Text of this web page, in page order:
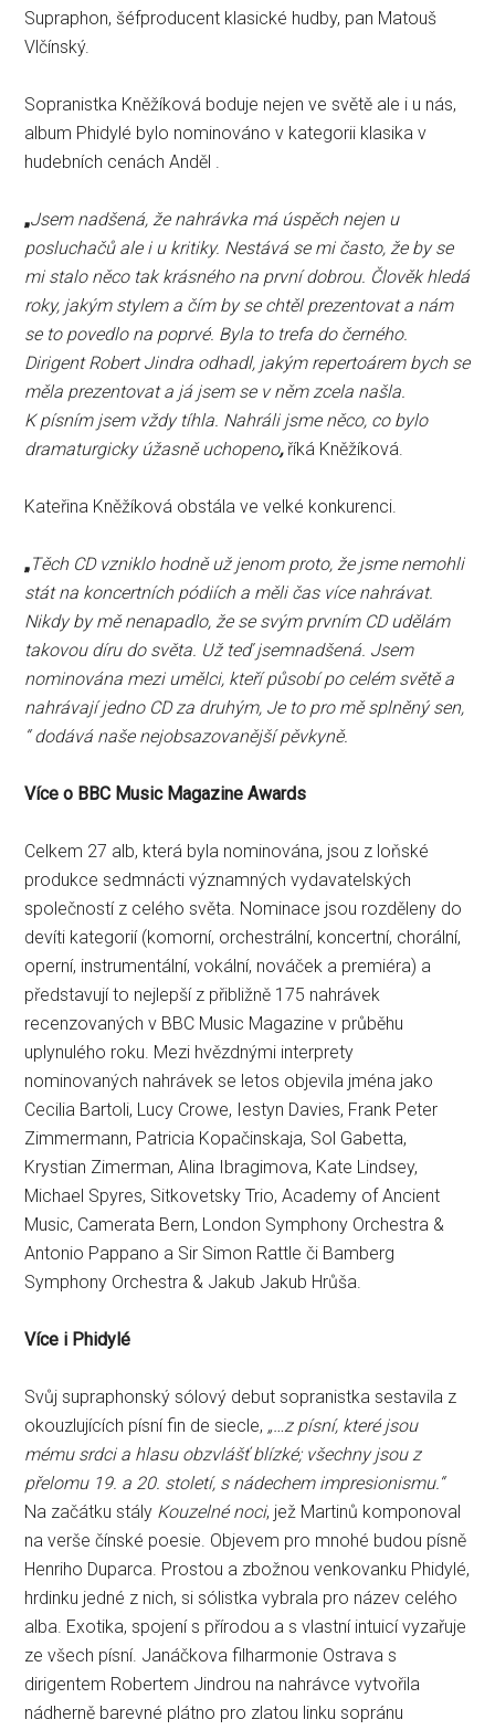
Supraphon, šéfproducent klasické hudby, pan Matouš
Vlčínský.
Sopranistka Kněžíková boduje nejen ve světě ale i u nás,
album Phidylé bylo nominováno v kategorii klasika v
hudebních cenách Anděl .
„Jsem nadšená, že nahrávka má úspěch nejen u
posluchačů ale i u kritiky. Nestává se mi často, že by se
mi stalo něco tak krásného na první dobrou. Člověk hledá
roky, jakým stylem a čím by se chtěl prezentovat a nám
se to povedlo na poprvé. Byla to trefa do černého.
Dirigent Robert Jindra odhadl, jakým repertoárem bych se
měla prezentovat a já jsem se v něm zcela našla.
K písním jsem vždy tíhla. Nahráli jsme něco, co bylo
dramaturgicky úžasně uchopeno, říká Kněžíková.
Kateřina Kněžíková obstála ve velké konkurenci.
„Těch CD vzniklo hodně už jenom proto, že jsme nemohli
stát na koncertních pódiích a měli čas více nahrávat.
Nikdy by mě nenapadlo, že se svým prvním CD udělám
takovou díru do světa. Už teď jsemnadšená. Jsem
nominována mezi umělci, kteří působí po celém světě a
nahrávají jedno CD za druhým, Je to pro mě splněný sen,
“ dodává naše nejobsazovanější pěvkyně.
Více o BBC Music Magazine Awards
Celkem 27 alb, která byla nominována, jsou z loňské
produkce sedmnácti významných vydavatelských
společností z celého světa. Nominace jsou rozděleny do
devíti kategorií (komorní, orchestrální, koncertní, chorální,
operní, instrumentální, vokální, nováček a premiéra) a
představují to nejlepší z přibližně 175 nahrávek
recenzovaných v BBC Music Magazine v průběhu
uplynulého roku. Mezi hvězdnými interprety
nominovaných nahrávek se letos objevila jména jako
Cecilia Bartoli, Lucy Crowe, Iestyn Davies, Frank Peter
Zimmermann, Patricia Kopačinskaja, Sol Gabetta,
Krystian Zimerman, Alina Ibragimova, Kate Lindsey,
Michael Spyres, Sitkovetsky Trio, Academy of Ancient
Music, Camerata Bern, London Symphony Orchestra &
Antonio Pappano a Sir Simon Rattle či Bamberg
Symphony Orchestra & Jakub Jakub Hrůša.
Více i Phidylé
Svůj supraphonský sólový debut sopranistka sestavila z
okouzlujících písní fin de siecle, „…z písní, které jsou
mému srdci a hlasu obzvlášť blízké; všechny jsou z
přelomu 19. a 20. století, s nádechem impresionismu.“
Na začátku stály Kouzelné noci, jež Martinů komponoval
na verše čínské poesie. Objevem pro mnohé budou písně
Henriho Duparca. Prostou a zbožnou venkovanku Phidylé,
hrdinku jedné z nich, si sólistka vybrala pro název celého
alba. Exotika, spojení s přírodou a s vlastní intuicí vyzařuje
ze všech písní. Janáčkova filharmonie Ostrava s
dirigentem Robertem Jindrou na nahrávce vytvořila
nádherně barevné plátno pro zlatou linku sopránu